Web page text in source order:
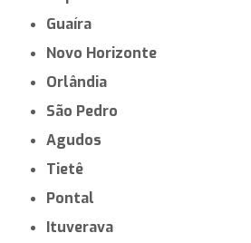
Guaíra
Novo Horizonte
Orlândia
São Pedro
Agudos
Tietê
Pontal
Ituverava